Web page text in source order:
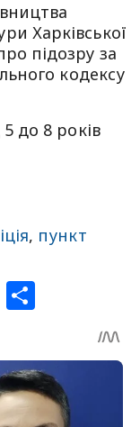
Харківської
підозру за
кодексу
до 8 років
, пункт
Telegram